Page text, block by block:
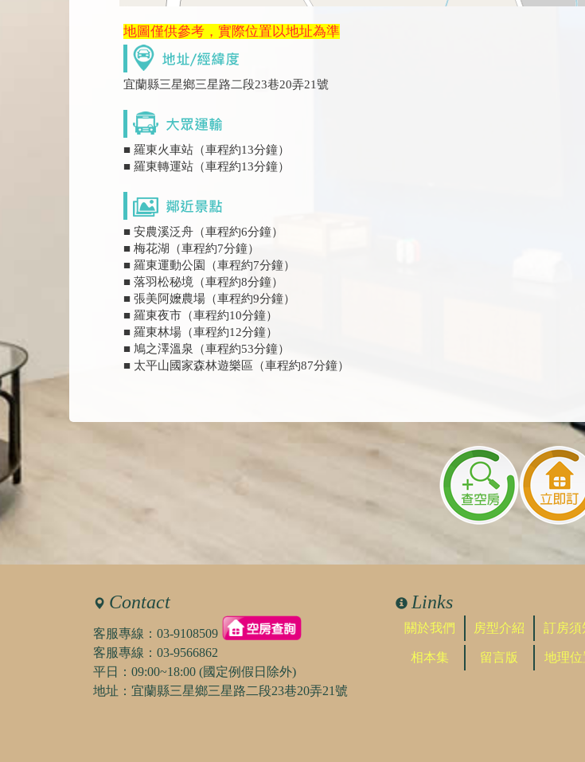
地圖僅供參考，實際位置以地址為準
宜蘭縣三星鄉三星路二段23巷20弄21號
■ 羅東火車站（車程約13分鐘）
■ 羅東轉運站（車程約13分鐘）
■ 安農溪泛舟（車程約6分鐘）
■ 梅花湖（車程約7分鐘）
■ 羅東運動公園（車程約7分鐘）
■ 落羽松秘境（車程約8分鐘）
■ 張美阿嬤農場（車程約9分鐘）
■ 羅東夜市（車程約10分鐘）
■ 羅東林場（車程約12分鐘）
■ 鳩之澤溫泉（車程約53分鐘）
■ 太平山國家森林遊樂區（車程約87分鐘）
Contact
客服專線： 03-9108509
客服專線： 03-9566862
平日：09:00~18:00 (國定例假日除外)
地址：宜蘭縣三星鄉三星路二段23巷20弄21號
Links
關於我們 房型介紹 訂房須
相本集 留言版 地理位